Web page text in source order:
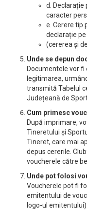
d. Declarație
caracter
e. Cerere tip
declarație
(cererea și
Unde se depun
Documentele vor fi
legitimarea,
transmită Tabelul
Județeană de
Cum primesc
După imprimare,
Tineretului și
Tineret, care mai
depus cererile.
voucherele către
Unde pot folosi
Voucherele pot fi
emitentului de
logo-ul emitentului).